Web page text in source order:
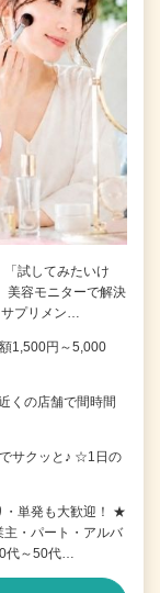
「試してみたいけ
美容モニターで解決
サプリメン…
1,500円～5,000
くの店舗で間時間
サクッと♪ ☆1日の
・単発も大歓迎！ ★
・パート・アルバ
代～50代…